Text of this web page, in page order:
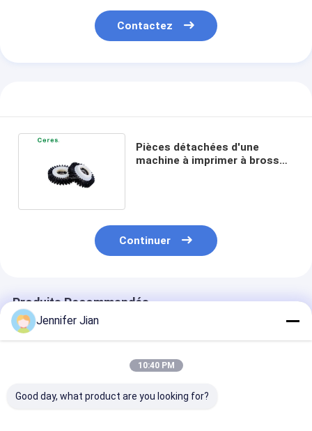
Contactez
Pièces détachées d'une
machine à imprimer à brosses
Continuer
Produits Recommandés
Jennifer Jian
10:40 PM
Good day, what product are you looking for?